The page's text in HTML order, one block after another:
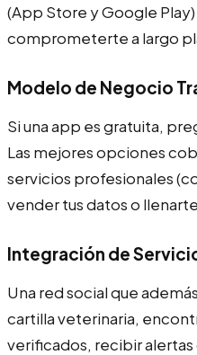
(App Store y Google
comprometerte a largo
Modelo de Negocio
Si una app es gratuita,
Las mejores opciones
servicios profesionales
vender tus datos o
Integración de
Una red social que
cartilla veterinaria,
verificados, recibir